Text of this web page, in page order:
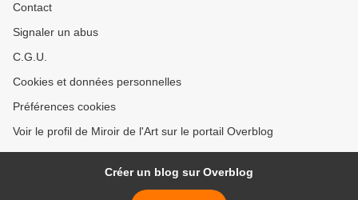
Contact
Signaler un abus
C.G.U.
Cookies et données personnelles
Préférences cookies
Voir le profil de Miroir de l'Art sur le portail Overblog
Créer un blog sur Overblog